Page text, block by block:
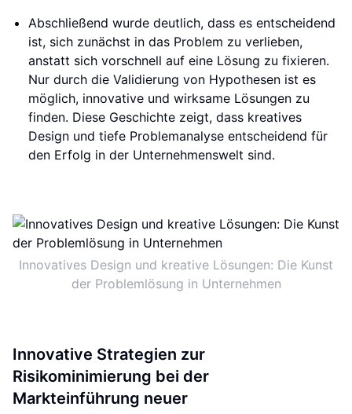
Abschließend wurde deutlich, dass es entscheidend
ist, sich zunächst in das Problem zu verlieben,
anstatt sich vorschnell auf eine Lösung zu fixieren.
Nur durch die Validierung von Hypothesen ist es
möglich, innovative und wirksame Lösungen zu
finden. Diese Geschichte zeigt, dass kreatives
Design und tiefe Problemanalyse entscheidend für
den Erfolg in der Unternehmenswelt sind.
Innovatives Design und kreative Lösungen: Die Kunst
der Problemlösung in Unternehmen
Innovative Strategien zur
Risikominimierung bei der
Markteinführung neuer